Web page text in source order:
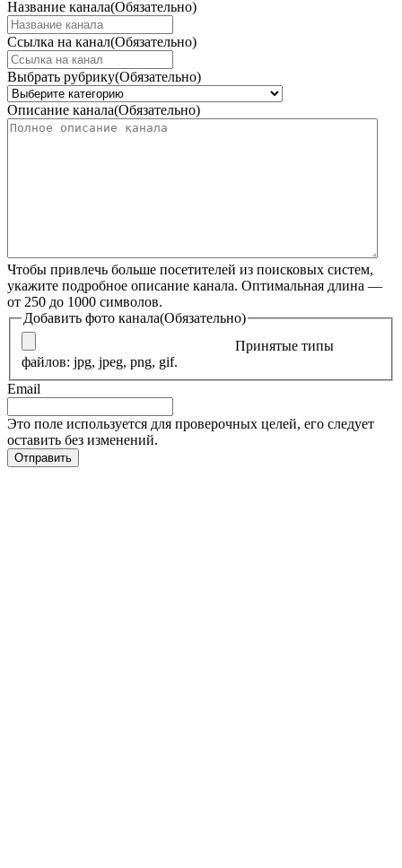
Название канала(Обязательно)
Ссылка на канал(Обязательно)
Выбрать рубрику(Обязательно)
Описание канала(Обязательно)
Чтобы привлечь больше посетителей из поисковых систем,
укажите подробное описание канала. Оптимальная длина —
от 250 до 1000 символов.
Добавить фото канала(Обязательно)
Принятые типы
файлов: jpg, jpeg, png, gif.
Email
Это поле используется для проверочных целей, его следует
оставить без изменений.